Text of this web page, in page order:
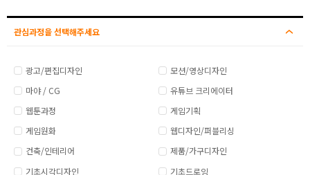
관심과정을 선택해주세요
광고/편집디자인
모션/영상디자인
마야 / CG
유튜브 크리에이터
웹툰과정
게임기획
게임원화
웹디자인/퍼블리싱
건축/인테리어
제품/가구디자인
기초시각디자인
기초드로잉